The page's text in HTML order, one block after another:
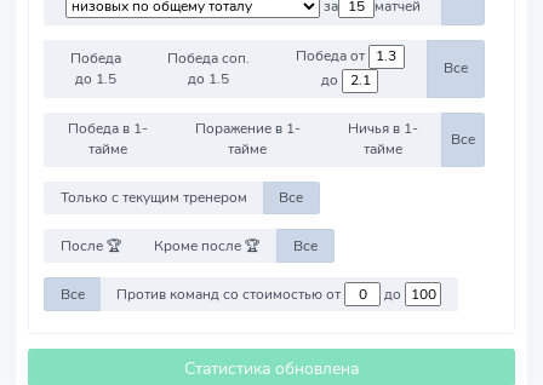
за
матчей
Победа
до 1.5
Победа соп.
до 1.5
Победа от
до
Все
Победа в 1-
тайме
Поражение в 1-
тайме
Ничья в 1-
тайме
Все
Только с текущим тренером Все
После 🏆 Кроме после 🏆 Все
Все Против команд со стоимостью от до
Статистика обновлена